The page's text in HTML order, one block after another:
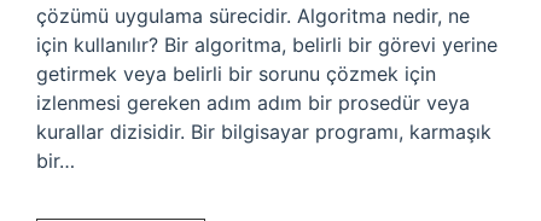
çözümü uygulama sürecidir. Algoritma nedir, ne
için kullanılır? Bir algoritma, belirli bir görevi yerine
getirmek veya belirli bir sorunu çözmek için
izlenmesi gereken adım adım bir prosedür veya
kurallar dizisidir. Bir bilgisayar programı, karmaşık
bir…